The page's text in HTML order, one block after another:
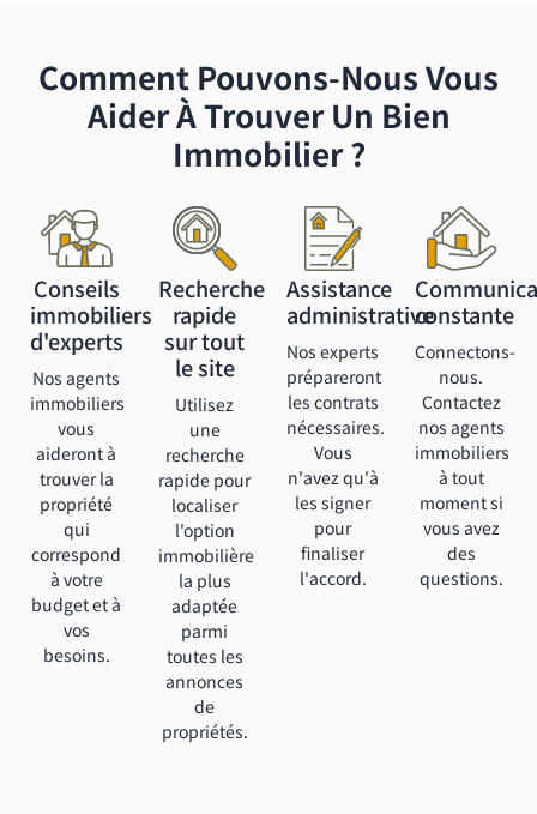
Comment Pouvons-Nous Vous
Aider À Trouver Un Bien
Immobilier ?
Conseils
immobiliers
d'experts
Nos agents
immobiliers
vous
aideront à
trouver la
propriété
qui
correspond
à votre
budget et à
vos
besoins.
Recherche
rapide
sur tout
le site
Utilisez
une
recherche
rapide pour
localiser
l'option
immobilière
la plus
adaptée
parmi
toutes les
annonces
de
propriétés.
Assistance
administrative
Nos experts
prépareront
les contrats
nécessaires.
Vous
n'avez qu'à
les signer
pour
finaliser
l'accord.
constante
Connectons-
nous.
Contactez
nos agents
immobiliers
à tout
moment si
vous avez
des
questions.